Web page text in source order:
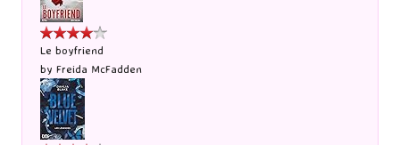
Le boyfriend
by Freida McFadden